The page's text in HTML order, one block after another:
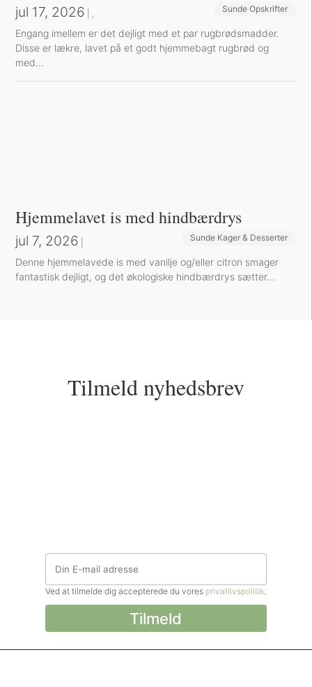
jul 17, 2026 Sund Aftensmad
Sunde Opskrifter
Engang imellem er det dejligt med et par rugbrødsmadder.
Disse er lækre, lavet på et godt hjemmebagt rugbrød og
med...
Hjemmelavet is med hindbærdrys
jul 7, 2026 Sunde Kager & Desserter
Denne hjemmelavede is med vanilje og/eller citron smager
fantastisk dejligt, og det økologiske hindbærdrys sætter...
Tilmeld nyhedsbrev
Ved at tilmelde dig accepterede du vores privatlivspolitik.